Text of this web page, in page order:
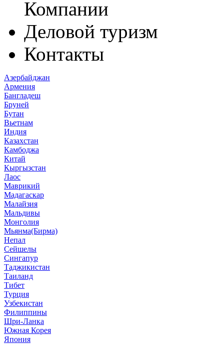
Компании
Деловой туризм
Контакты
Азербайджан
Армения
Бангладеш
Бруней
Бутан
Вьетнам
Индия
Казахстан
Камбоджа
Китай
Кыргызстан
Лаос
Маврикий
Мадагаскар
Малайзия
Мальдивы
Монголия
Мьянма(Бирма)
Непал
Сейшелы
Сингапур
Таджикистан
Таиланд
Тибет
Турция
Узбекистан
Филиппины
Шри-Ланка
Южная Корея
Япония